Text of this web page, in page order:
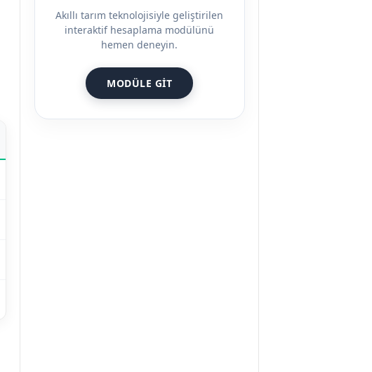
Akıllı tarım teknolojisiyle geliştirilen
interaktif hesaplama modülünü
hemen deneyin.
MODÜLE GIT